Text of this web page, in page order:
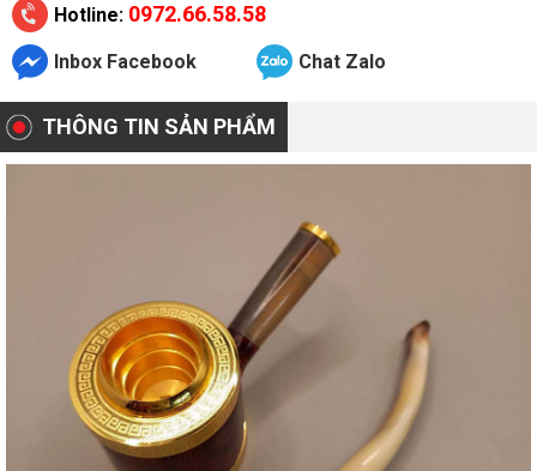
Hotline: 0972.66.58.58
Inbox Facebook Chat Zalo
THÔNG TIN SẢN PHẨM